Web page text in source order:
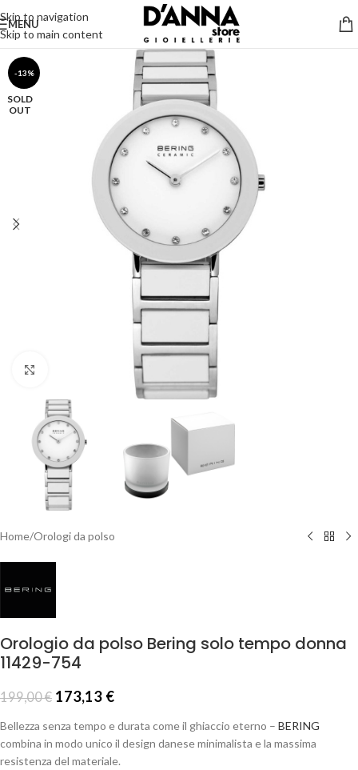
Skip to navigation
Skip to main content
MENU
-13%
SOLD
OUT
Home/Orologi da polso
Orologio da polso Bering solo tempo donna
11429-754
199,00€ 173,13 €
Bellezza senza tempo e durata come il ghiaccio eterno – BERING
combina in modo unico il design danese minimalista e la massima
resistenza del materiale.